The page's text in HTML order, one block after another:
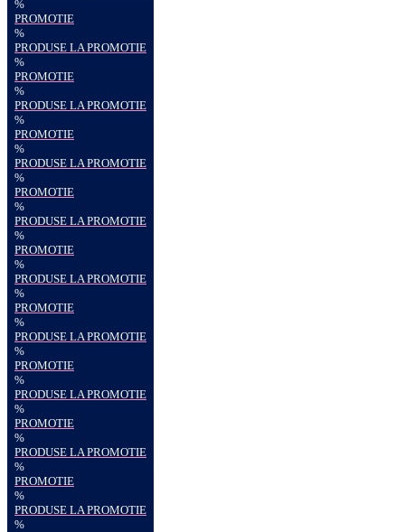
%
PROMOTIE
%
PRODUSE LA PROMOTIE
%
PROMOTIE
%
PRODUSE LA PROMOTIE
%
PROMOTIE
%
PRODUSE LA PROMOTIE
%
PROMOTIE
%
PRODUSE LA PROMOTIE
%
PROMOTIE
%
PRODUSE LA PROMOTIE
%
PROMOTIE
%
PRODUSE LA PROMOTIE
%
PROMOTIE
%
PRODUSE LA PROMOTIE
%
PROMOTIE
%
PRODUSE LA PROMOTIE
%
PROMOTIE
%
PRODUSE LA PROMOTIE
%